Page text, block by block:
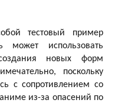
тестовый пример
может использовать
новых форм
поскольку
с сопротивлением со
из-за опасений по